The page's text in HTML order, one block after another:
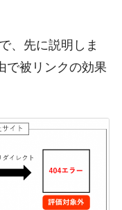
、先に説明しま
で被リンクの効果